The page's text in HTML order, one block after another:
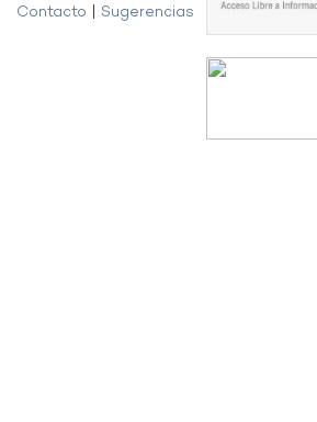
Contacto
Sugerencias